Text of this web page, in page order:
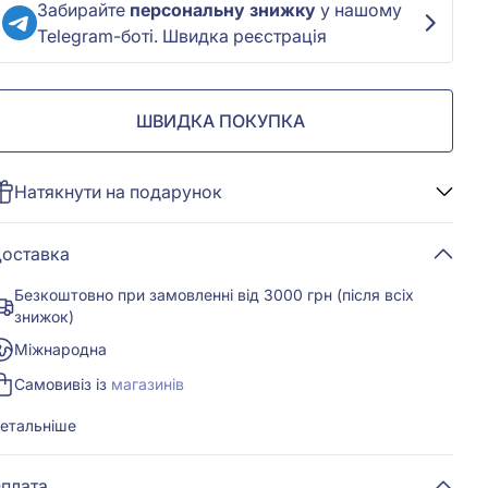
Забирайте персональну знижку у нашому
Telegram-боті. Швидка реєстрація
ШВИДКА ПОКУПКА
Натякнути на подарунок
Безкоштовно при замовленні від 3000 грн (після всіх
знижок)
Міжнародна
Самовивіз із магазинів